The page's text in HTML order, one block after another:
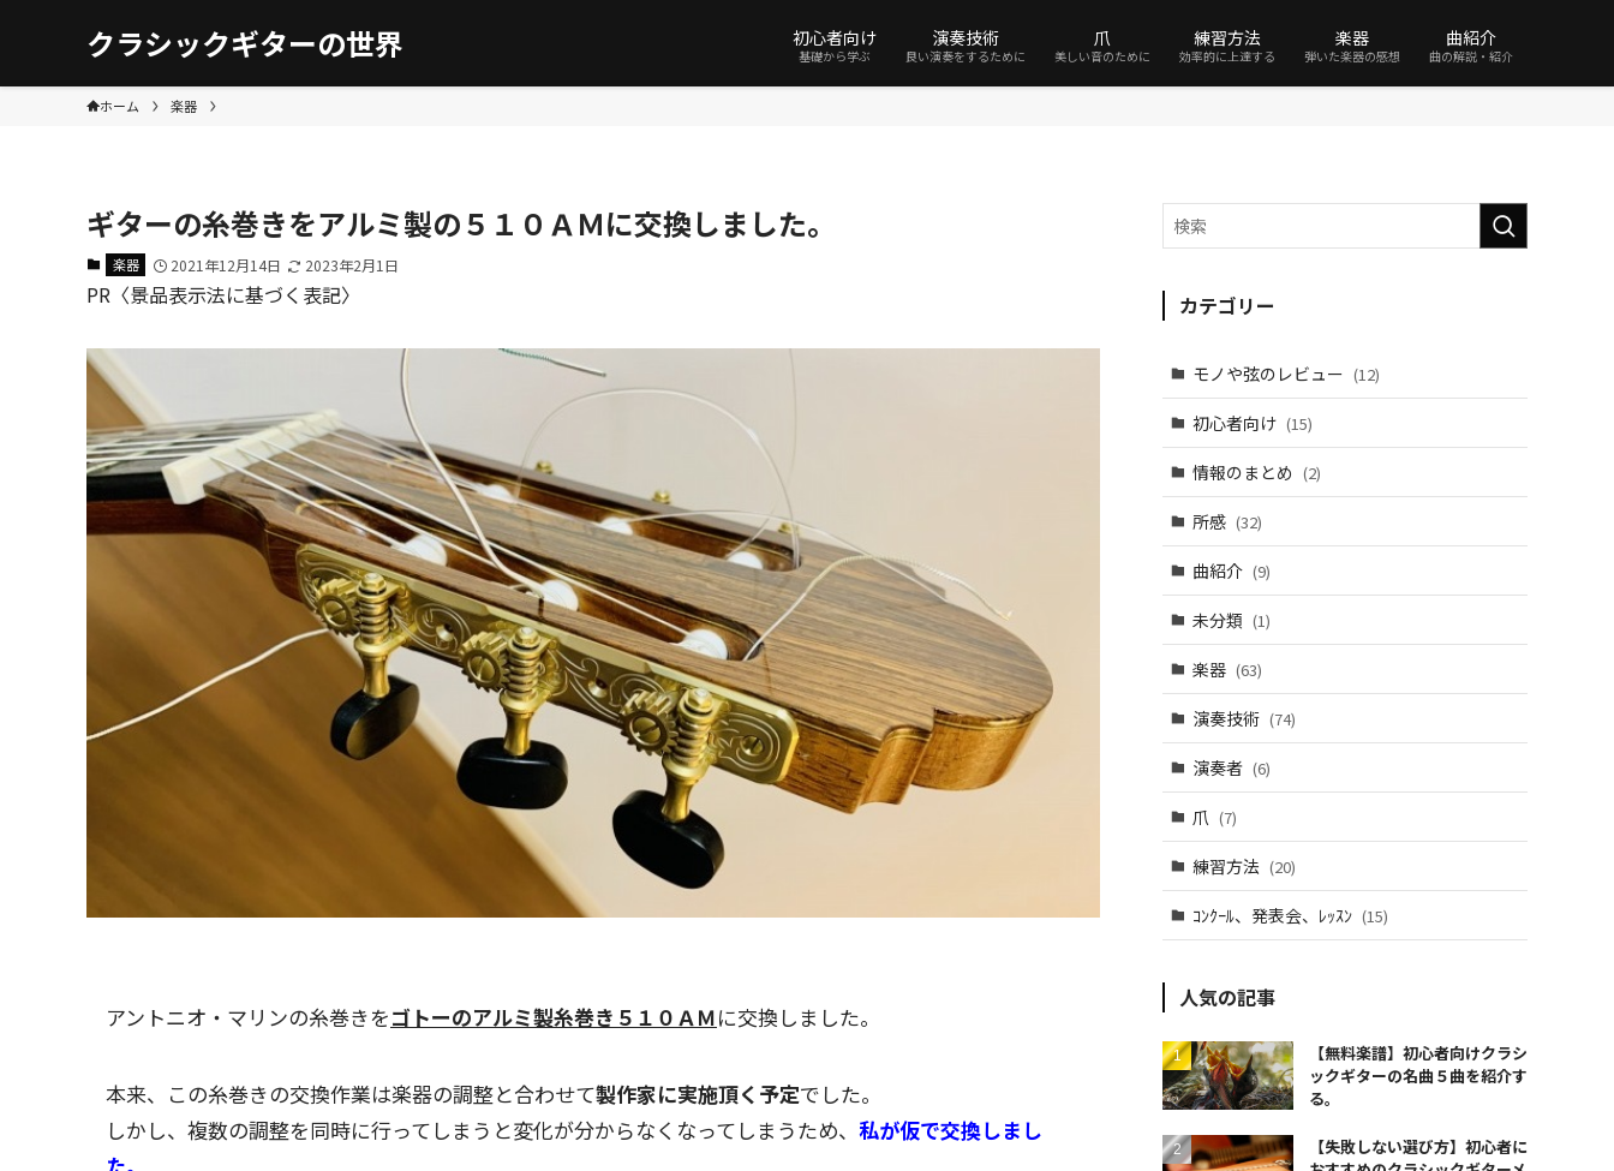
クラシックギターの世界 初心者向け
基礎から学ぶ
演奏技術
良い演奏をするために
爪
美しい音のために
練習方法
効率的に上達する
楽器
弾いた楽器の感想
曲紹介
曲の解説・紹介
ホーム 楽器
ギターの糸巻きをアルミ製の５１０ＡＭに交換しました。
楽器 2021年12月14日 2023年2月1日
PR〈景品表示法に基づく表記〉
アントニオ・マリンの糸巻きをゴトーのアルミ製糸巻き５１０ＡＭに交換しました。
本来、この糸巻きの交換作業は楽器の調整と合わせて製作家に実施頂く予定でした。
しかし、複数の調整を同時に行ってしまうと変化が分からなくなってしまうため、 私が仮で交換しまし
カテゴリー
モノや弦のレビュー (12)
初心者向け (15)
情報のまとめ (2)
所感 (32)
曲紹介 (9)
未分類 (1)
楽器 (63)
演奏技術 (74)
演奏者 (6)
爪 (7)
練習方法 (20)
ｺﾝｸｰﾙ、発表会、ﾚｯｽﾝ (15)
人気の記事
【無料楽譜】初心者向けクラシ
ックギターの名曲５曲を紹介す
る。
【失敗しない選び方】初心者に